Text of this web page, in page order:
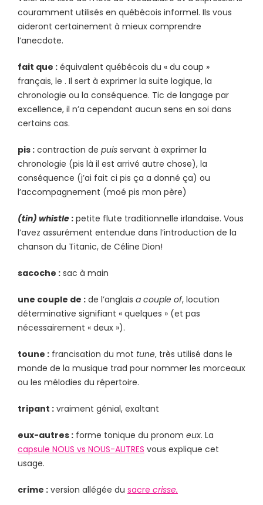
couramment utilisés en québécois informel. Ils vous
aideront certainement à mieux comprendre
l’anecdote.
fait que : équivalent québécois du « du coup »
français, le . Il sert à exprimer la suite logique, la
chronologie ou la conséquence. Tic de langage par
excellence, il n’a cependant aucun sens en soi dans
certains cas.
pis : contraction de puis servant à exprimer la
chronologie (pis là il est arrivé autre chose), la
conséquence (j’ai fait ci pis ça a donné ça) ou
l’accompagnement (moé pis mon père)
(tin) whistle : petite flute traditionnelle irlandaise. Vous
l’avez assurément entendue dans l’introduction de la
chanson du Titanic, de Céline Dion!
sacoche : sac à main
une couple de : de l’anglais a couple of, locution
déterminative signifiant « quelques » (et pas
nécessairement « deux »).
toune : francisation du mot tune, très utilisé dans le
monde de la musique trad pour nommer les morceaux
ou les mélodies du répertoire.
tripant : vraiment génial, exaltant
eux-autres : forme tonique du pronom eux. La
capsule NOUS vs NOUS-AUTRES vous explique cet
usage.
crime : version allégée du sacre crisse.